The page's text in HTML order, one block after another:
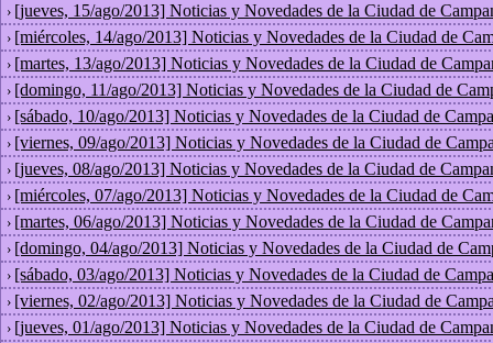
› [jueves, 15/ago/2013] Noticias y Novedades de la Ciudad de
› [miércoles, 14/ago/2013] Noticias y Novedades de la Ciudad de
› [martes, 13/ago/2013] Noticias y Novedades de la Ciudad de
› [domingo, 11/ago/2013] Noticias y Novedades de la Ciudad de
› [sábado, 10/ago/2013] Noticias y Novedades de la Ciudad de
› [viernes, 09/ago/2013] Noticias y Novedades de la Ciudad de
› [jueves, 08/ago/2013] Noticias y Novedades de la Ciudad de
› [miércoles, 07/ago/2013] Noticias y Novedades de la Ciudad de
› [martes, 06/ago/2013] Noticias y Novedades de la Ciudad de
› [domingo, 04/ago/2013] Noticias y Novedades de la Ciudad de
› [sábado, 03/ago/2013] Noticias y Novedades de la Ciudad de
› [viernes, 02/ago/2013] Noticias y Novedades de la Ciudad de
› [jueves, 01/ago/2013] Noticias y Novedades de la Ciudad de